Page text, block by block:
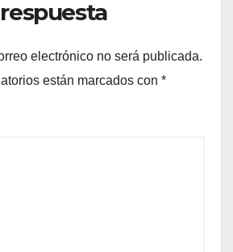
electrónico no será publicada.
están marcados con *